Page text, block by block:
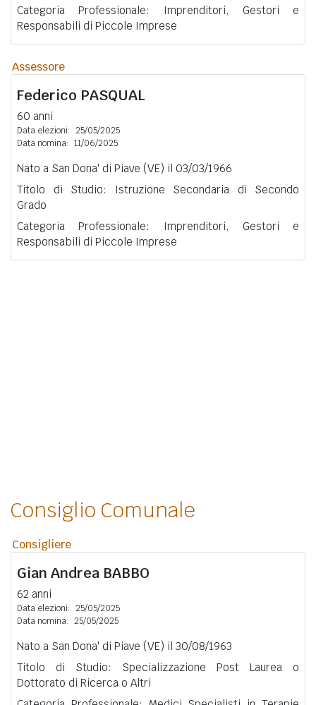
Categoria Professionale: Imprenditori, Gestori e
Responsabili di Piccole Imprese
Assessore
Federico PASQUAL
60 anni
Data elezioni: 25/05/2025
Data nomina: 11/06/2025
Nato a San Dona' di Piave (VE) il 03/03/1966
Titolo di Studio: Istruzione Secondaria di Secondo
Grado
Categoria Professionale: Imprenditori, Gestori e
Responsabili di Piccole Imprese
Consiglio Comunale
Consigliere
Gian Andrea BABBO
62 anni
Data elezioni: 25/05/2025
Data nomina: 25/05/2025
Nato a San Dona' di Piave (VE) il 30/08/1963
Titolo di Studio: Specializzazione Post Laurea o
Dottorato di Ricerca o Altri